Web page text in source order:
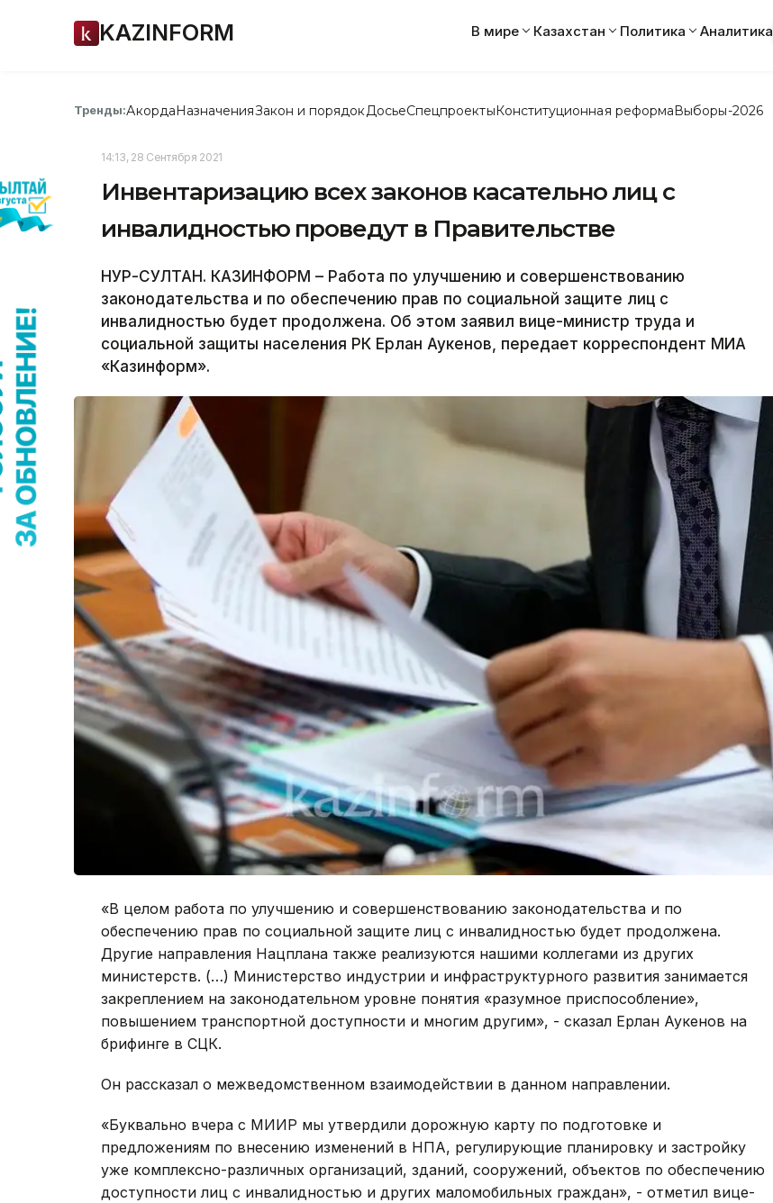
KAZINFORM В мире Казахстан Политика Аналитика
Тренды:АкордаНазначенияЗакон и порядок ДосьеСпецпроектыКонституционная реформаВыборы-2026
14:13, 28 Сентября 2021
Инвентаризацию всех законов касательно лиц с
инвалидностью проведут в Правительстве
НУР-СУЛТАН. КАЗИНФОРМ – Работа по улучшению и совершенствованию
законодательства и по обеспечению прав по социальной защите лиц с
инвалидностью будет продолжена. Об этом заявил вице-министр труда и
социальной защиты населения РК Ерлан Аукенов, передает корреспондент МИА
«Казинформ».
«В целом работа по улучшению и совершенствованию законодательства и по
обеспечению прав по социальной защите лиц с инвалидностью будет продолжена.
Другие направления Нацплана также реализуются нашими коллегами из других
министерств. (…) Министерство индустрии и инфраструктурного развития занимается
закреплением на законодательном уровне понятия «разумное приспособление»,
повышением транспортной доступности и многим другим», - сказал Ерлан Аукенов на
брифинге в СЦК.
Он рассказал о межведомственном взаимодействии в данном направлении.
«Буквально вчера с МИИР мы утвердили дорожную карту по подготовке и
предложениям по внесению изменений в НПА, регулирующие планировку и застройку
уже комплексно-различных организаций, зданий, сооружений, объектов по обеспечению
доступности лиц с инвалидностью и других маломобильных граждан», - отметил вице-